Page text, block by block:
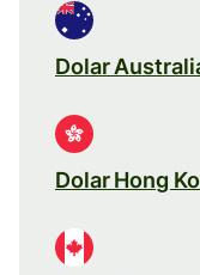
Dolar
Dolar Hong